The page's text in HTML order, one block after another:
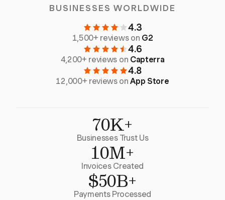
BUSINESSES WORLDWIDE
4.3
1,500+ reviews on G2
4.6
4,200+ reviews on Capterra
4.8
12,000+ reviews onApp Store
70K+
Businesses Trust Us
10M+
Invoices Created
$50B+
Payments Processed